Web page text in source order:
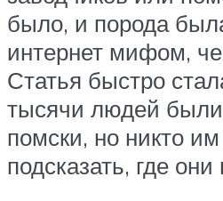
было, и порода
интернет мифом,
Статья быстро
тысячи людей были
помски, но никто
подсказать, где